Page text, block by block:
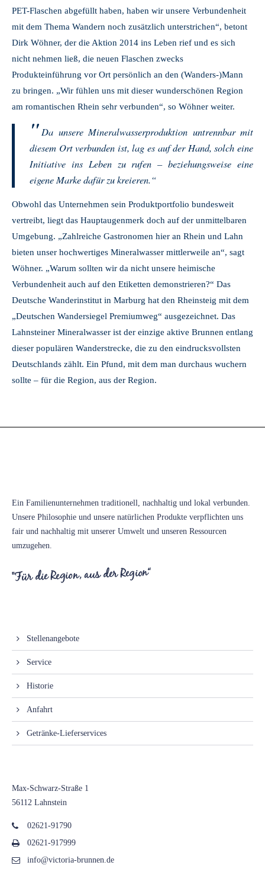
PET-Flaschen abgefüllt haben, haben wir unsere Verbundenheit
mit dem Thema Wandern noch zusätzlich unterstrichen“, betont
Dirk Wöhner, der die Aktion 2014 ins Leben rief und es sich
nicht nehmen ließ, die neuen Flaschen zwecks
Produkteinführung vor Ort persönlich an den (Wanders-)Mann
zu bringen. „Wir fühlen uns mit dieser wunderschönen Region
am romantischen Rhein sehr verbunden“, so Wöhner weiter.
Da unsere Mineralwasserproduktion untrennbar mit
diesem Ort verbunden ist, lag es auf der Hand, solch eine
Initiative ins Leben zu rufen – beziehungsweise eine
eigene Marke dafür zu kreieren.“
Obwohl das Unternehmen sein Produktportfolio bundesweit
vertreibt, liegt das Hauptaugenmerk doch auf der unmittelbaren
Umgebung. „Zahlreiche Gastronomen hier an Rhein und Lahn
bieten unser hochwertiges Mineralwasser mittlerweile an“, sagt
Wöhner. „Warum sollten wir da nicht unsere heimische
Verbundenheit auch auf den Etiketten demonstrieren?“ Das
Deutsche Wanderinstitut in Marburg hat den Rheinsteig mit dem
„Deutschen Wandersiegel Premiumweg“ ausgezeichnet. Das
Lahnsteiner Mineralwasser ist der einzige aktive Brunnen entlang
dieser populären Wanderstrecke, die zu den eindrucksvollsten
Deutschlands zählt. Ein Pfund, mit dem man durchaus wuchern
sollte – für die Region, aus der Region.
Ein Familienunternehmen traditionell, nachhaltig und lokal verbunden.
Unsere Philosophie und unsere natürlichen Produkte verpflichten uns
fair und nachhaltig mit unserer Umwelt und unseren Ressourcen
umzugehen.
Stellenangebote
Service
Historie
Anfahrt
Getränke-Lieferservices
Max-Schwarz-Straße 1
56112 Lahnstein
02621-91790
02621-917999
info@victoria-brunnen.de